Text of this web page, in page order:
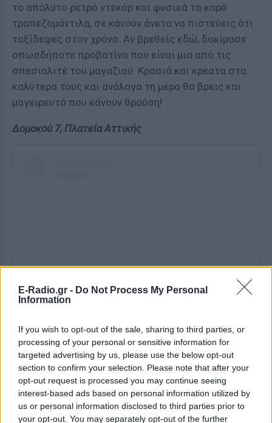
E-Radio.gr - Do Not Process My Personal
Information
If you wish to opt-out of the sale, sharing to third parties, or
processing of your personal or sensitive information for
targeted advertising by us, please use the below opt-out
section to confirm your selection. Please note that after your
opt-out request is processed you may continue seeing
interest-based ads based on personal information utilized by
us or personal information disclosed to third parties prior to
your opt-out. You may separately opt-out of the further
το απόλυτο ρετρό ντεκόρ και φυσικά τα καρό
τραπεζομάντιλα, σε κάνουν άνετα να πιστεύεις ότι
ταξίδεψες στον χρόνο. Αν βρεθείς εδώ, δοκίμασε
οπωσδήποτε προβατίνα που είναι μια από τις
σπεσιαλιτέ του μαγαζιού. Κρασιά και κρέατα στα
καλύτερα τους και ανάλογα τη μέρα θα βρεις και
μαγειρευτά που κάνουν θραύση!
Δομοκού 7, Πλατεία Αττικής
Η δημοσίευση κοινοποιήθηκε από το χρήστη Δωρεάν στην Αθήνα (@forfreegr)
Τα σκαλάκια
Όσοι μένουν στα Ιλίσια ξέρουν καλά αυτό εδώ το